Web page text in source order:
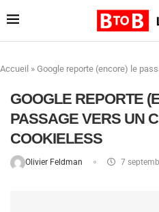
Accueil » Google reporte (encore) le
GOOGLE REPORTE
PASSAGE VERS UN
COOKIELESS
Olivier Feldman 7